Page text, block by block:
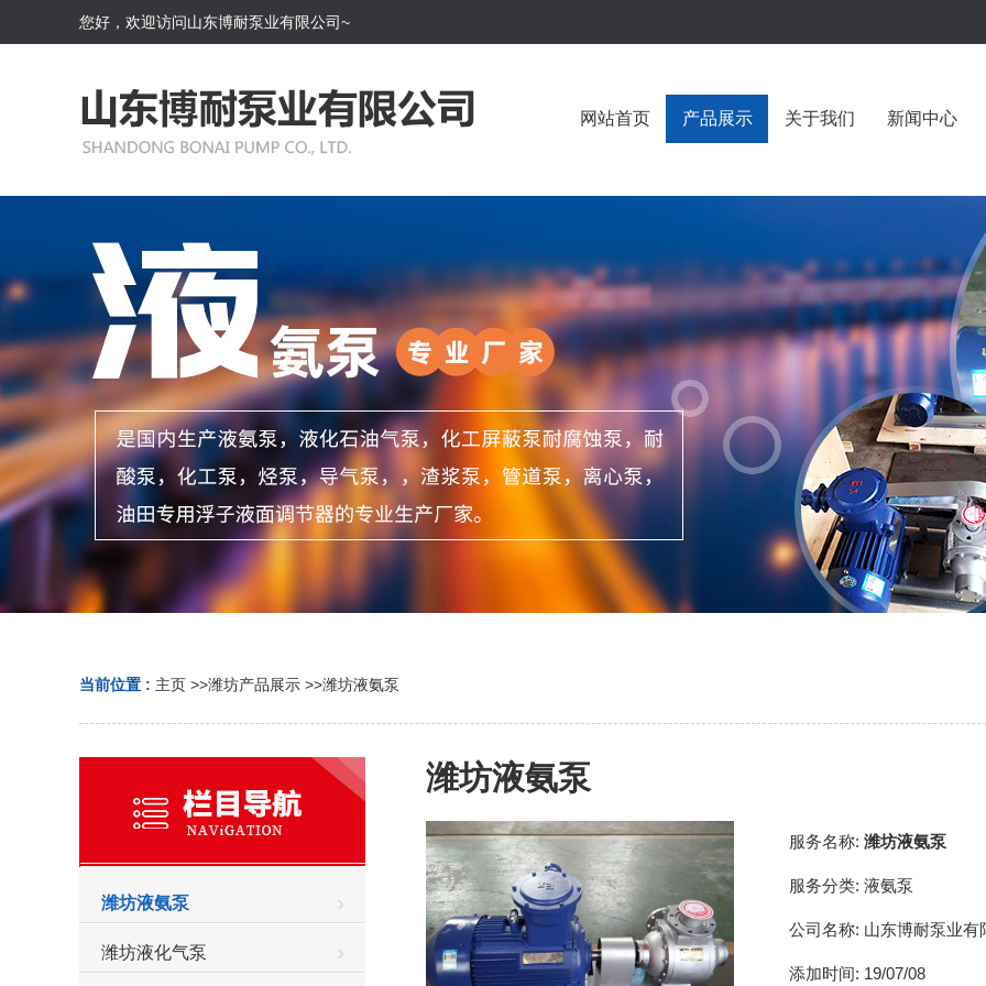
您好，欢迎访问山东博耐泵业有限公司~
网站首页 产品展示 关于我们 新闻中心
当前位置 : 主页 >>潍坊产品展示 >>潍坊液氨泵
潍坊液氨泵
潍坊液化气泵
潍坊液氨泵
服务名称: 潍坊液氨泵
服务分类: 液氨泵
公司名称: 山东博耐泵业有
添加时间: 19/07/08